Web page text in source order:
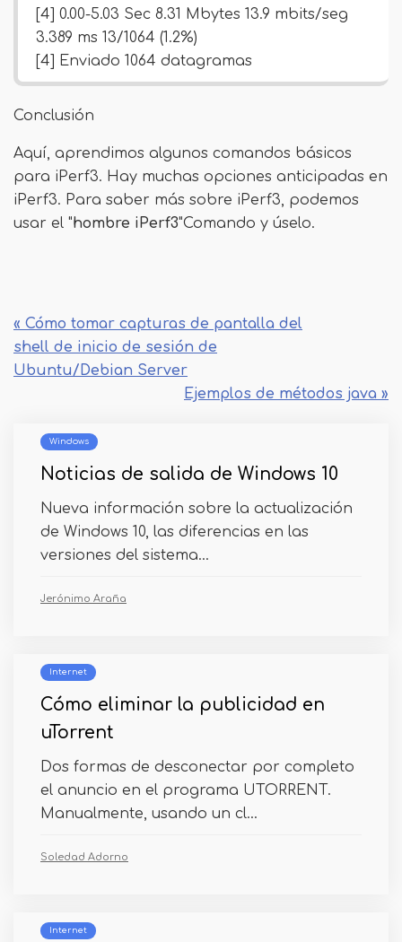
[4] 0.00-5.03 Sec 8.31 Mbytes 13.9 mbits/seg
3.389 ms 13/1064 (1.2%)
[4] Enviado 1064 datagramas
Conclusión
Aquí, aprendimos algunos comandos básicos
para iPerf3. Hay muchas opciones anticipadas en
iPerf3. Para saber más sobre iPerf3, podemos
usar el "hombre iPerf3"Comando y úselo.
« Cómo tomar capturas de pantalla del
shell de inicio de sesión de
Ubuntu/Debian Server
Ejemplos de métodos java »
Windows
Noticias de salida de Windows 10
Nueva información sobre la actualización
de Windows 10, las diferencias en las
versiones del sistema...
Jerónimo Araña
Internet
Cómo eliminar la publicidad en
uTorrent
Dos formas de desconectar por completo
el anuncio en el programa UTORRENT.
Manualmente, usando un cl...
Soledad Adorno
Internet